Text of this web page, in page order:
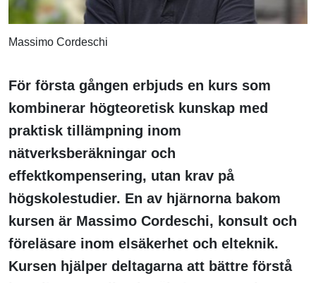
Massimo Cordeschi
För första gången erbjuds en kurs som
kombinerar högteoretisk kunskap med
praktisk tillämpning inom
nätverksberäkningar och
effektkompensering, utan krav på
högskolestudier. En av hjärnorna bakom
kursen är Massimo Cordeschi, konsult och
föreläsare inom elsäkerhet och elteknik.
Kursen hjälper deltagarna att bättre förstå